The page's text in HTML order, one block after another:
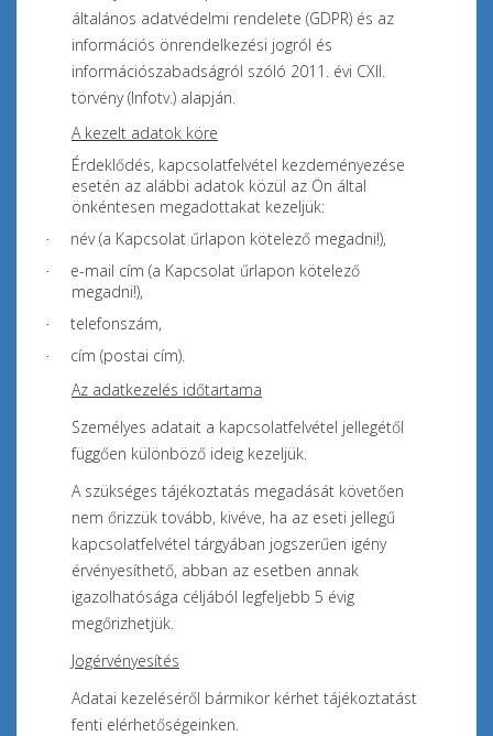
általános adatvédelmi rendelete (GDPR) és az
információs önrendelkezési jogról és
információszabadságról szóló 2011. évi CXII.
törvény (Infotv.) alapján.
A kezelt adatok köre
Érdeklődés, kapcsolatfelvétel kezdeményezése
esetén az alábbi adatok közül az Ön által
önkéntesen megadottakat kezeljük:
· név (a Kapcsolat űrlapon kötelező megadni!),
·
e-mail cím (a Kapcsolat űrlapon kötelező
megadni!),
· telefonszám,
·
cím (postai cím).
Az adatkezelés időtartama
Személyes adatait a kapcsolatfelvétel jellegétől
függően különböző ideig kezeljük.
A szükséges tájékoztatás megadását követően
nem őrizzük tovább, kivéve, ha az eseti jellegű
kapcsolatfelvétel tárgyában jogszerűen igény
érvényesíthető, abban az esetben annak
igazolhatósága céljából legfeljebb 5 évig
megőrizhetjük.
Jogérvényesítés
Adatai kezeléséről bármikor kérhet tájékoztatást
fenti elérhetőségeinken.